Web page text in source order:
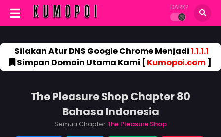
DARK?
Silakan Atur DNS Google Chrome Menjadi1.1.1.1
Simpan Domain Utama Kami [ Kumopoi.com]
The Pleasure Shop Chapter 80
Bahasa Indonesia
Semua Chapter The Pleasure Shop